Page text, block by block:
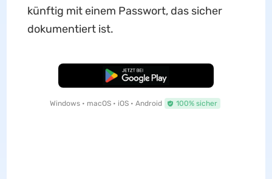
künftig mit einem Passwort, das sicher
dokumentiert ist.
Kostenloser Download
Windows • macOS • iOS • Android 100% sicher